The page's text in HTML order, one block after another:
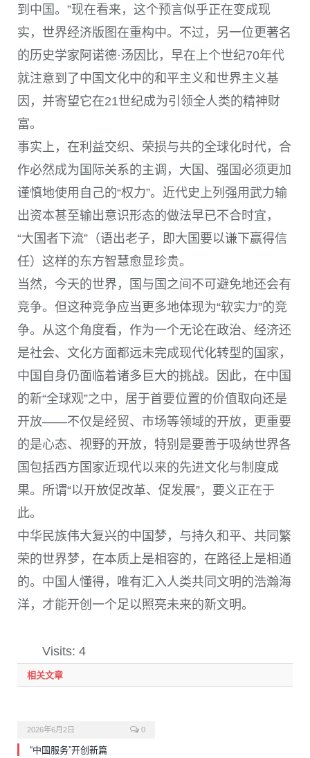
到中国。”现在看来，这个预言似乎正在变成现
实，世界经济版图在重构中。不过，另一位更著名
的历史学家阿诺德·汤因比，早在上个世纪70年代
就注意到了中国文化中的和平主义和世界主义基
因，并寄望它在21世纪成为引领全人类的精神财
富。
事实上，在利益交织、荣损与共的全球化时代，合
作必然成为国际关系的主调，大国、强国必须更加
谨慎地使用自己的“权力”。近代史上列强用武力输
出资本甚至输出意识形态的做法早已不合时宜，
“大国者下流”（语出老子，即大国要以谦下赢得信
任）这样的东方智慧愈显珍贵。
当然，今天的世界，国与国之间不可避免地还会有
竞争。但这种竞争应当更多地体现为“软实力”的竞
争。从这个角度看，作为一个无论在政治、经济还
是社会、文化方面都远未完成现代化转型的国家，
中国自身仍面临着诸多巨大的挑战。因此，在中国
的新“全球观”之中，居于首要位置的价值取向还是
开放——不仅是经贸、市场等领域的开放，更重要
的是心态、视野的开放，特别是要善于吸纳世界各
国包括西方国家近现代以来的先进文化与制度成
果。所谓“以开放促改革、促发展”，要义正在于
此。
中华民族伟大复兴的中国梦，与持久和平、共同繁
荣的世界梦，在本质上是相容的，在路径上是相通
的。中国人懂得，唯有汇入人类共同文明的浩瀚海
洋，才能开创一个足以照亮未来的新文明。
Visits: 4
相关文章
2026年6月2日 0
“中国服务”开创新篇